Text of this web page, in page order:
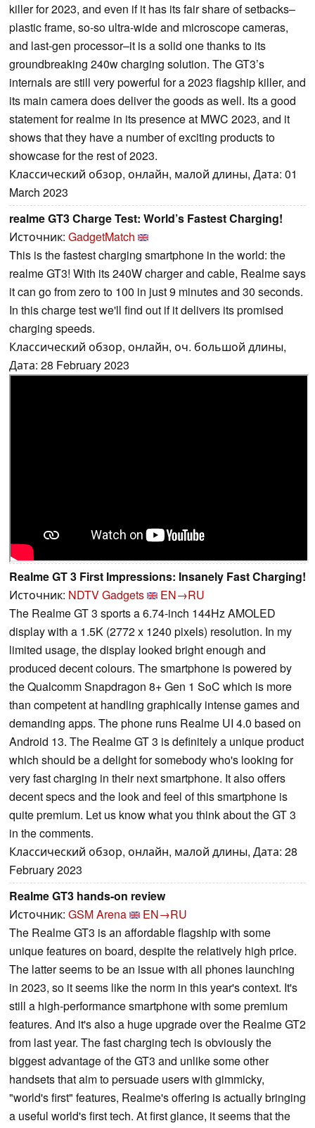
killer for 2023, and even if it has its fair share of setbacks–
plastic frame, so-so ultra-wide and microscope cameras,
and last-gen processor–it is a solid one thanks to its
groundbreaking 240w charging solution. The GT3’s
internals are still very powerful for a 2023 flagship killer, and
its main camera does deliver the goods as well. Its a good
statement for realme in its presence at MWC 2023, and it
shows that they have a number of exciting products to
showcase for the rest of 2023.
Классический обзор, онлайн, малой длины, Дата: 01
March 2023
realme GT3 Charge Test: World’s Fastest Charging!
Источник: GadgetMatch
This is the fastest charging smartphone in the world: the
realme GT3! With its 240W charger and cable, Realme says
it can go from zero to 100 in just 9 minutes and 30 seconds.
In this charge test we'll find out if it delivers its promised
charging speeds.
Классический обзор, онлайн, оч. большой длины,
Дата: 28 February 2023
Realme GT 3 First Impressions: Insanely Fast Charging!
Источник: NDTV Gadgets
EN→RU
The Realme GT 3 sports a 6.74-inch 144Hz AMOLED
display with a 1.5K (2772 x 1240 pixels) resolution. In my
limited usage, the display looked bright enough and
produced decent colours. The smartphone is powered by
the Qualcomm Snapdragon 8+ Gen 1 SoC which is more
than competent at handling graphically intense games and
demanding apps. The phone runs Realme UI 4.0 based on
Android 13. The Realme GT 3 is definitely a unique product
which should be a delight for somebody who's looking for
very fast charging in their next smartphone. It also offers
decent specs and the look and feel of this smartphone is
quite premium. Let us know what you think about the GT 3
in the comments.
Классический обзор, онлайн, малой длины, Дата: 28
February 2023
Realme GT3 hands-on review
Источник: GSM Arena
EN→RU
The Realme GT3 is аn affordable flagship with some
unique features on board, despite the relatively high price.
The latter seems to be an issue with all phones launching
in 2023, so it seems like the norm in this year's context. It's
still a high-performance smartphone with some premium
features. And it's also a huge upgrade over the Realme GT2
from last year. The fast charging tech is obviously the
biggest advantage of the GT3 and unlike some other
handsets that aim to persuade users with gimmicky,
"world's first" features, Realme's offering is actually bringing
a useful world's first tech. At first glance, it seems that the